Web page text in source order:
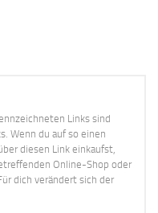
Links sind
Wenn du auf so einen
diesen Link einkaufst,
Online-Shop oder
dich verändert sich der